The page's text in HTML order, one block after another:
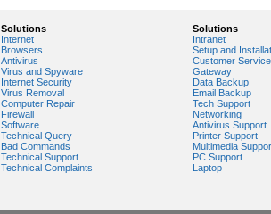
Solutions
Internet
Browsers
Antivirus
Virus and Spyware
Internet Security
Virus Removal
Computer Repair
Firewall
Software
Technical Query
Bad Commands
Technical Support
Technical Complaints
Solutions
Intranet
Setup and
Customer
Gateway
Data Backup
Email Backup
Tech Support
Networking
Antivirus Support
Printer Support
Multimedia
PC Support
Laptop